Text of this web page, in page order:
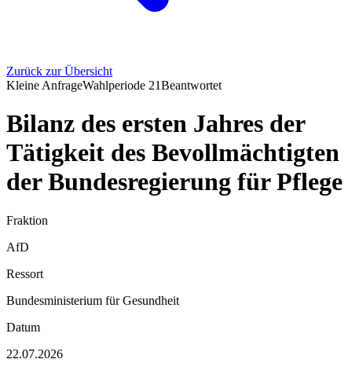
Zurück zur Übersicht
Kleine AnfrageWahlperiode 21Beantwortet
Bilanz des ersten Jahres der
Tätigkeit des Bevollmächtigten
der Bundesregierung für Pflege
Fraktion
AfD
Ressort
Bundesministerium für Gesundheit
Datum
22.07.2026